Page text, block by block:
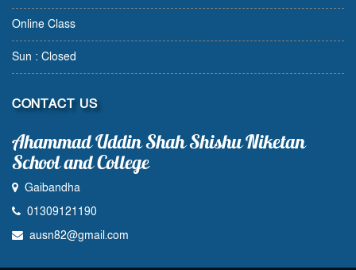
Online Class
Sun : Closed
CONTACT US
Ahammad Uddin Shah Shishu Niketan
School and College
Gaibandha
01309121190
ausn82@gmail.com